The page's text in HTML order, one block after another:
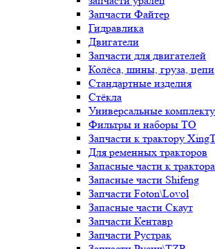
Запчасти Файтер
Гидравлика
Двигатели
Запчасти для двигателей
Колёса, шины, груза, цепи
Стандартные изделия
Стёкла
Универсальные
Фильтры и наборы ТО
Запчасти к трактору
Для ременных тракторов
Запасные части к
Запасные части Shifeng
Запчасти Foton\Lovol
Запасные части Скаут
Запчасти Кентавр
Запчасти Рустрак